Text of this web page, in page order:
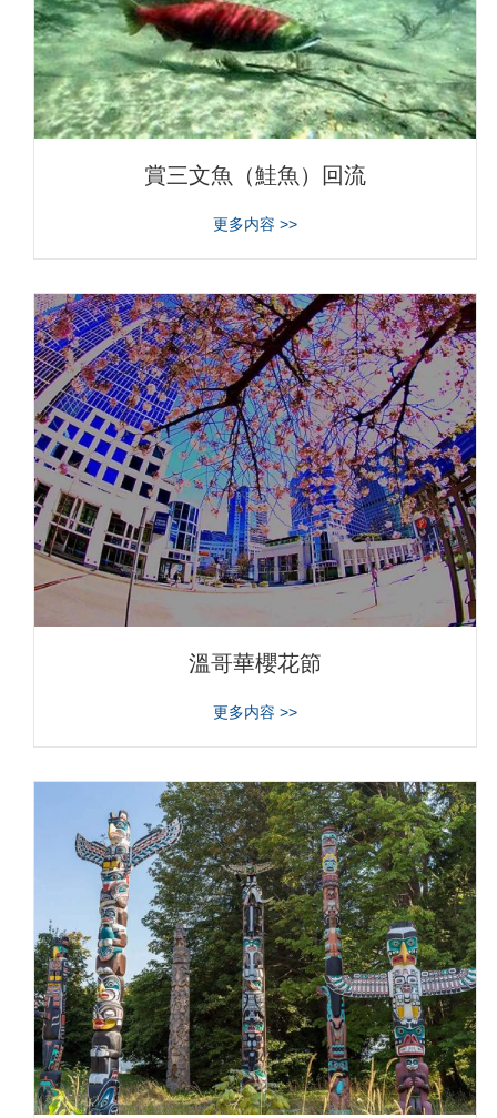
賞三文魚（鮭魚）回流
更多内容 >>about 賞三文魚（鮭魚）回流
溫哥華櫻花節
更多内容 >>about 溫哥華櫻花節